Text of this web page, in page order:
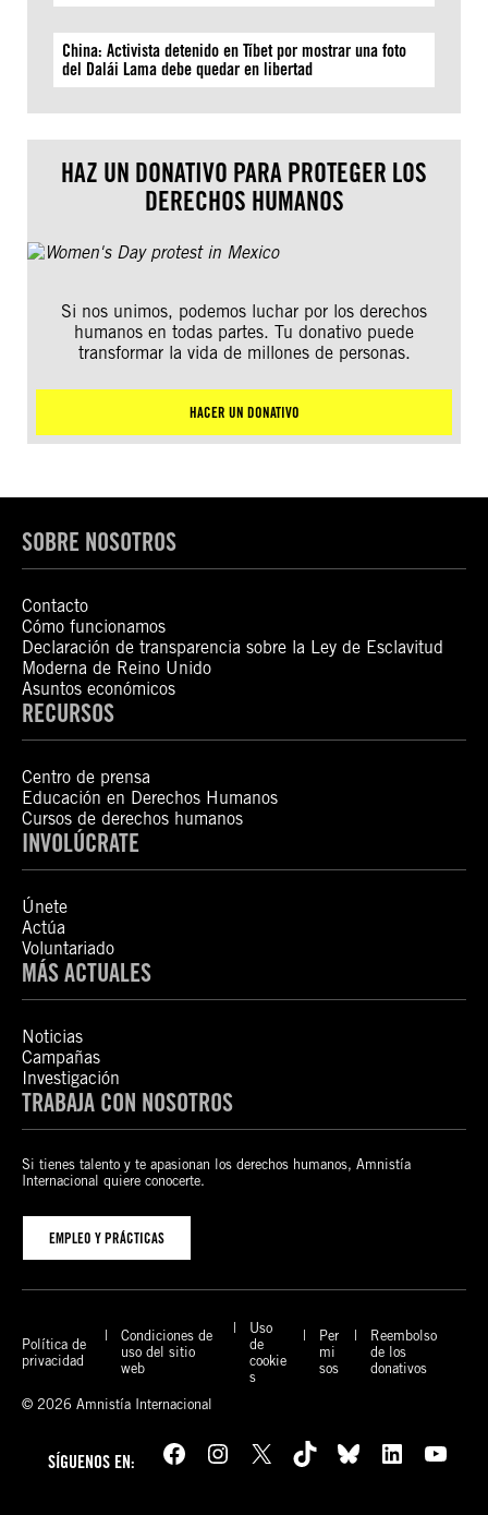
China: Activista detenido en Tíbet por mostrar una foto
del Dalái Lama debe quedar en libertad
HAZ UN DONATIVO PARA PROTEGER LOS
DERECHOS HUMANOS
Si nos unimos, podemos luchar por los derechos
humanos en todas partes. Tu donativo puede
transformar la vida de millones de personas.
HACER UN DONATIVO
SOBRE NOSOTROS
Contacto
Cómo funcionamos
Declaración de transparencia sobre la Ley de Esclavitud
Moderna de Reino Unido
Asuntos económicos
RECURSOS
Centro de prensa
Educación en Derechos Humanos
Cursos de derechos humanos
INVOLÚCRATE
Únete
Actúa
Voluntariado
MÁS ACTUALES
Noticias
Campañas
Investigación
TRABAJA CON NOSOTROS
Si tienes talento y te apasionan los derechos humanos, Amnistía
Internacional quiere conocerte.
EMPLEO Y PRÁCTICAS
Política de
privacidad
Condiciones de
uso del sitio
web
Uso
de
cookie
s
Per
mi
sos
Reembolso
de los
donativos
© 2026 Amnistía Internacional
SÍGUENOS EN: Facebook Instagram X TikTok Bluesky LinkedIn YouTube